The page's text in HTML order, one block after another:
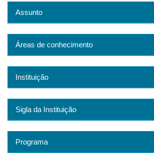
Assunto
Áreas de conhecimento
Instituição
Sigla da Instituição
Programa